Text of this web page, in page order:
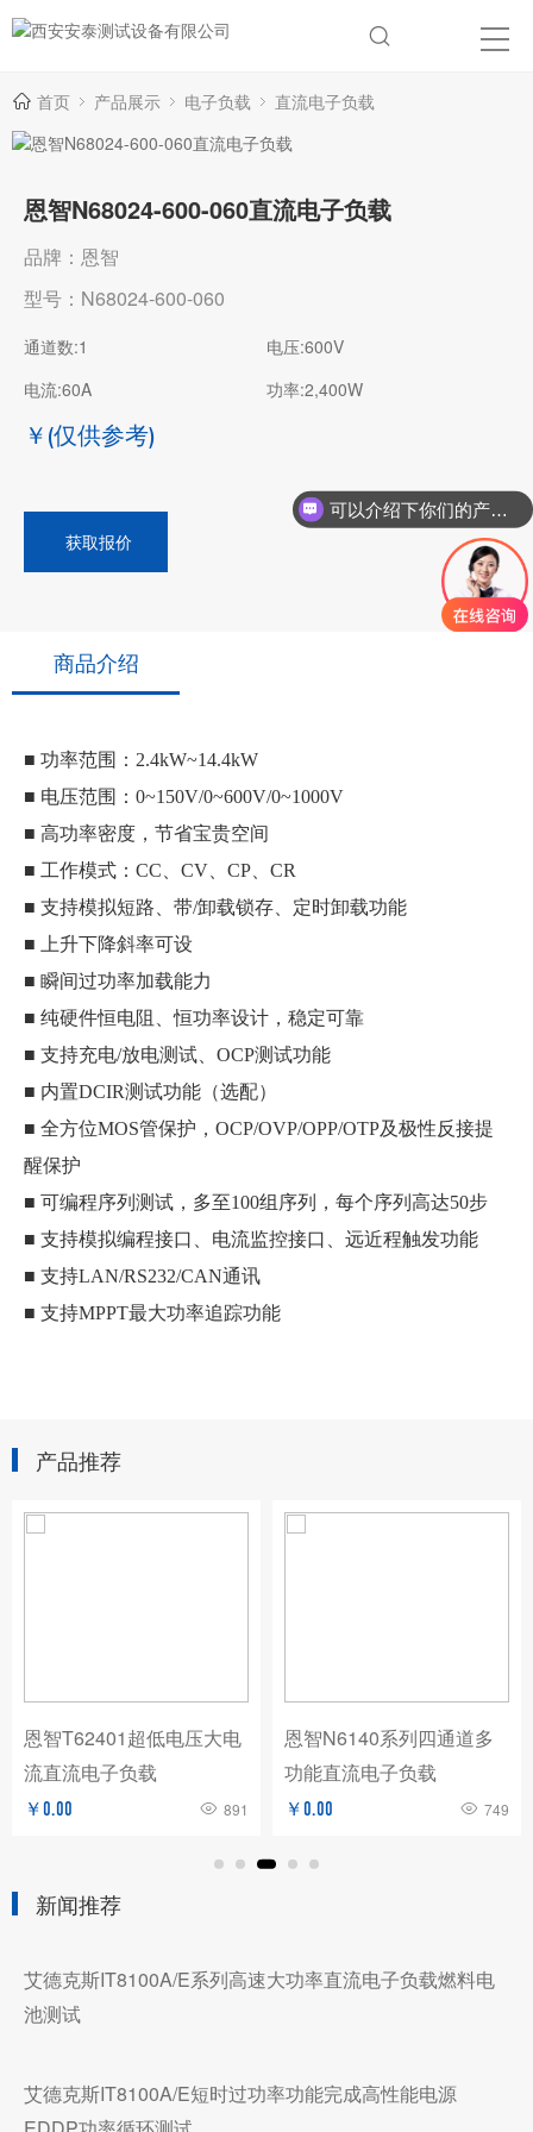
首页 产品展示 电子负载 直流电子负载
恩智N68024-600-060直流电子负载
品牌：恩智
型号：N68024-600-060
通道数:1
电压:600V
电流:60A
功率:2,400W
￥ (仅供参考)
获取报价
商品介绍
■ 功率范围：2.4kW~14.4kW
■ 电压范围：0~150V/0~600V/0~1000V
■ 高功率密度，节省宝贵空间
■ 工作模式：CC、CV、CP、CR
■ 支持模拟短路、带/卸载锁存、定时卸载功能
■ 上升下降斜率可设
■ 瞬间过功率加载能力
■ 纯硬件恒电阻、恒功率设计，稳定可靠
■ 支持充电/放电测试、OCP测试功能
■ 内置DCIR测试功能（选配）
■ 全方位MOS管保护，OCP/OVP/OPP/OTP及极性反接提
醒保护
■ 可编程序列测试，多至100组序列，每个序列高达50步
■ 支持模拟编程接口、电流监控接口、远近程触发功能
■ 支持LAN/RS232/CAN通讯
■ 支持MPPT最大功率追踪功能
产品推荐
恩智T62401超低电压大电
流直流电子负载
￥0.00 891
恩智N6140系列四通道多
功能直流电子负载
￥0.00 749
新闻推荐
艾德克斯IT8100A/E系列高速大功率直流电子负载燃料电
池测试
艾德克斯IT8100A/E短时过功率功能完成高性能电源
可以介绍下你们的产品么？